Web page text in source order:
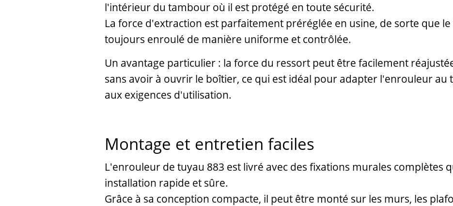
l'intérieur du tambour où il est protégé en toute sécurité.
La force d'extraction est parfaitement préréglée en usine, de sorte que
toujours enroulé de manière uniforme et contrôlée.
Un avantage particulier : la force du ressort peut être facilement
sans avoir à ouvrir le boîtier, ce qui est idéal pour adapter l'enrouleur au
aux exigences d'utilisation.
Montage et entretien faciles
L'enrouleur de tuyau 883 est livré avec des fixations murales complètes
installation rapide et sûre.
Grâce à sa conception compacte, il peut être monté sur les murs, les